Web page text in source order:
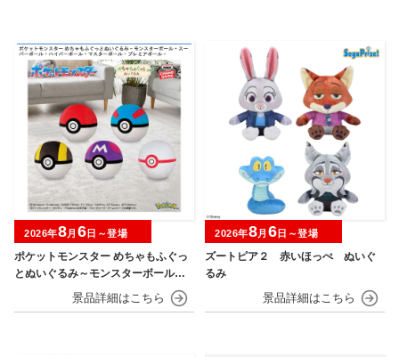
ポケットモンスター めちゃもふぐっ
とぬいぐるみ～モンスターボール・
スーパーボール・ハイパーボール・
マスターボール・プレミアボール～
2026年8月 6 日～登場
ズートピア２ 赤いほっぺ ぬいぐ
るみ
2026年8月 6 日～登場